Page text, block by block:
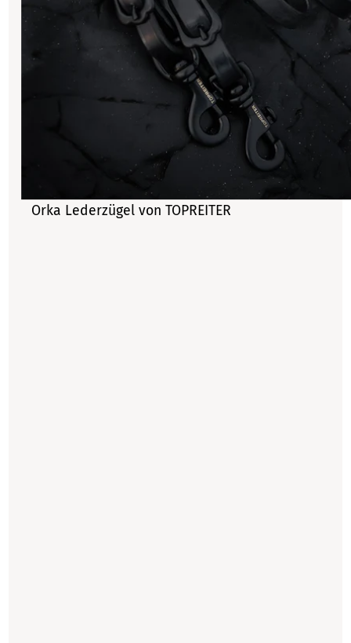
Orka Lederzügel von TOPREITER